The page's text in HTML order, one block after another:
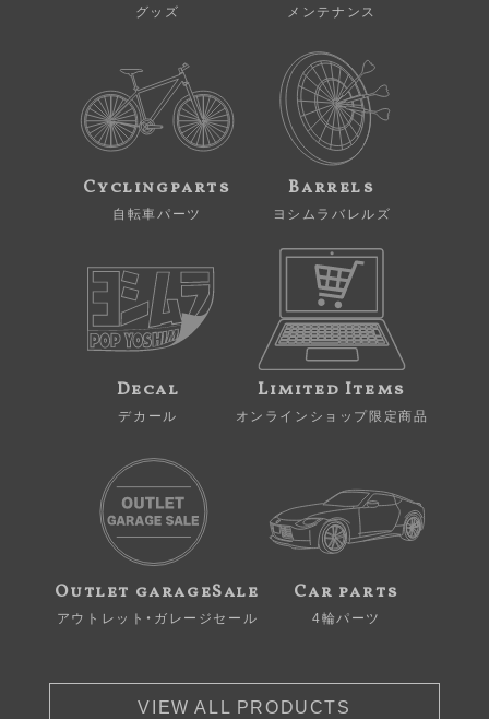
グッズ メンテナンス
Cyclingparts
自転車パーツ
Barrels
ヨシムラバレルズ
Decal
デカール
Limited Items
オンラインショップ限定商品
Outlet garageSale
アウトレット・ガレージセール
Car parts
4輪パーツ
VIEW ALL PRODUCTS